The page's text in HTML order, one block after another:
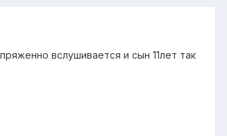
вслушивается и сын 11лет так